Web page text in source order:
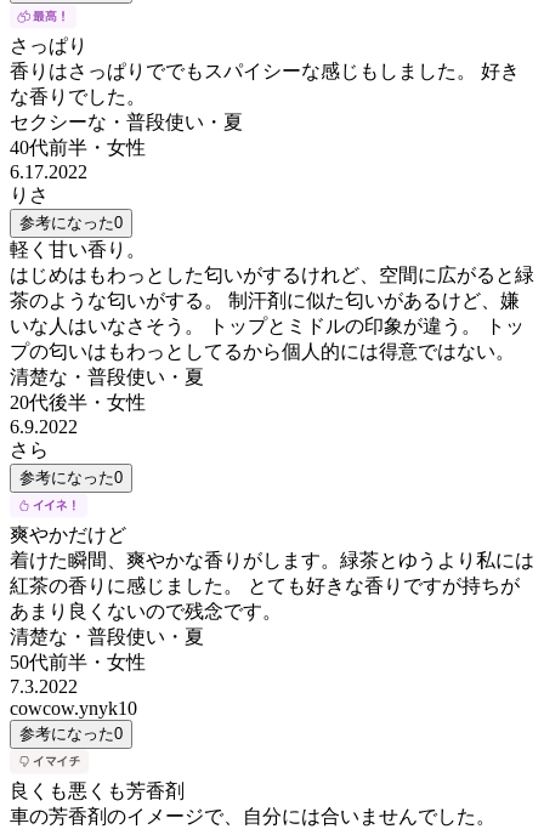
さっぱり
香りはさっぱりででもスパイシーな感じもしました。 好き
な香りでした。
セクシーな・普段使い・夏
40代前半 ・ 女性
6.17.2022
りさ
参考になった0
軽く甘い香り。
はじめはもわっとした匂いがするけれど、空間に広がると緑
茶のような匂いがする。 制汗剤に似た匂いがあるけど、嫌
いな人はいなさそう。 トップとミドルの印象が違う。 トッ
プの匂いはもわっとしてるから個人的には得意ではない。
清楚な・普段使い・夏
20代後半 ・ 女性
6.9.2022
さら
参考になった0
爽やかだけど
着けた瞬間、爽やかな香りがします。緑茶とゆうより私には
紅茶の香りに感じました。 とても好きな香りですが持ちが
あまり良くないので残念です。
清楚な・普段使い・夏
50代前半 ・ 女性
7.3.2022
cowcow.ynyk10
参考になった0
良くも悪くも芳香剤
車の芳香剤のイメージで、自分には合いませんでした。